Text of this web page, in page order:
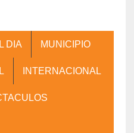
DIA MUNICIPIO
INTERNACIONAL